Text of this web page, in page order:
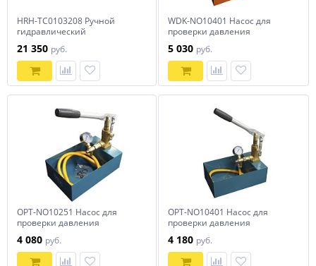
HRH-TC0103208 Ручной
гидравлический
8 т
21 350 руб.
WDK-NO10401 Насос для
проверки давления
5 030 руб.
OPT-NO10251 Насос для
проверки давления
OPTIMUS
4 080 руб.
OPT-NO10401 Насос для
проверки давления
OPTIMUS
4 180 руб.